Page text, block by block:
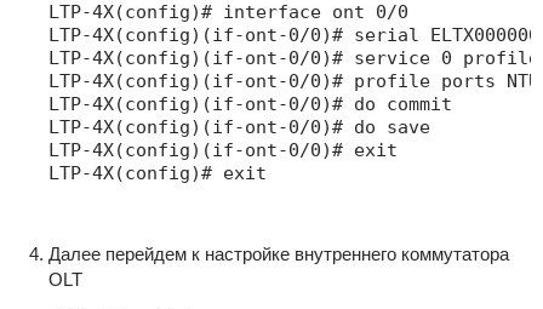
LTP-4X(config)# interface ont 0/0
LTP-4X(config)(if-ont-0/0)# serial
LTP-4X(config)(if-ont-0/0)# service 0 profile
LTP-4X(config)(if-ont-0/0)# profile ports
LTP-4X(config)(if-ont-0/0)# do commit
LTP-4X(config)(if-ont-0/0)# do save
LTP-4X(config)(if-ont-0/0)# exit
LTP-4X(config)# exit
Далее перейдем к настройке внутреннего коммутатора
OLT